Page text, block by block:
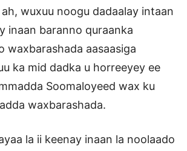
wuxuu noogu dadaalay intaan
inaan baranno quraanka
waxbarashada aasaasiga
ka mid dadka u horreeyey ee
Soomaloyeed wax ku
waxbarashada.
la ii keenay inaan la noolaado